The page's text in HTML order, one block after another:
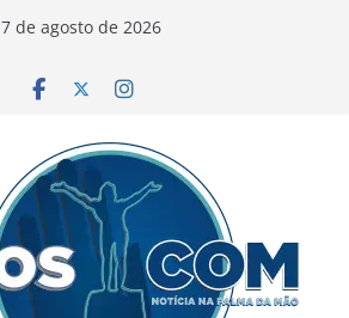
7 de agosto de 2026